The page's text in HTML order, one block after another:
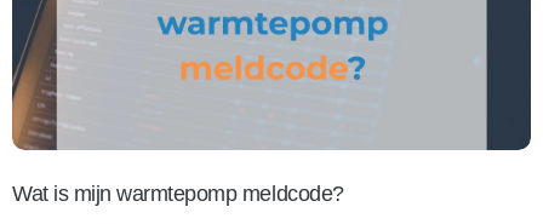
Wat is mijn warmtepomp meldcode?